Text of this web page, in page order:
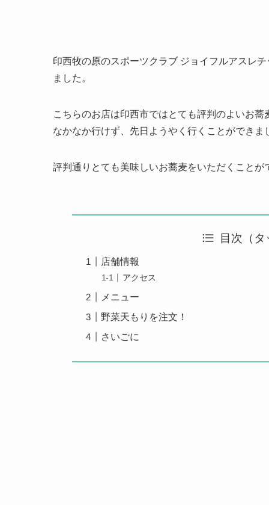
印西牧の原のスポーツクラブ ジョイフルアスレ
ました。
こちらのお店は印西市ではとても評判のよいお
なかなか行けず、先日ようやく行くことができま
評判通りとても美味しいお蕎麦をいただくことが
目次（
店舗情報
アクセス
メニュー
野菜天もりを注文！
さいごに